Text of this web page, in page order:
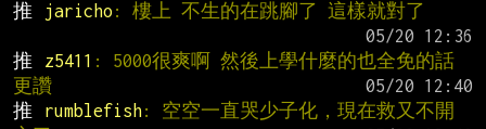
推
jaricho : 樓上 不生的在跳腳了 這樣就對了
推
z5411 : 5000很爽啊 然後上學什麼的也全免的話
更讚
推
rumblefish: 空空一直哭少子化，現在救又不開